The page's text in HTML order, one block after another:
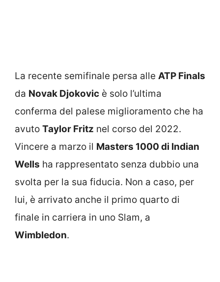
La recente semifinale persa alle ATP Finals
da Novak Djokovic è solo l’ultima
conferma del palese miglioramento che ha
avuto Taylor Fritz nel corso del 2022.
Vincere a marzo il Masters 1000 di Indian
Wells ha rappresentato senza dubbio una
svolta per la sua fiducia. Non a caso, per
lui, è arrivato anche il primo quarto di
finale in carriera in uno Slam, a
Wimbledon.